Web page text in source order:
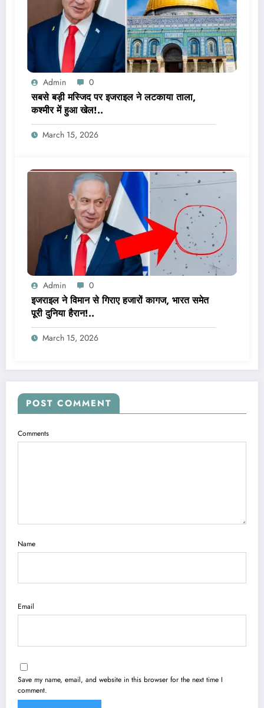
Admin 0
सबसे बड़ी मस्जिद पर इजराइल ने लटकाया ताला,
कश्मीर में हुआ खेल!..
March 15, 2026
Admin 0
इजराइल ने विमान से गिराए हजारों कागज, भारत समेत
पूरी दुनिया हैरान!..
March 15, 2026
POST COMMENT
Comments
Name
Email
Save my name, email, and website in this browser for the next time I
comment.